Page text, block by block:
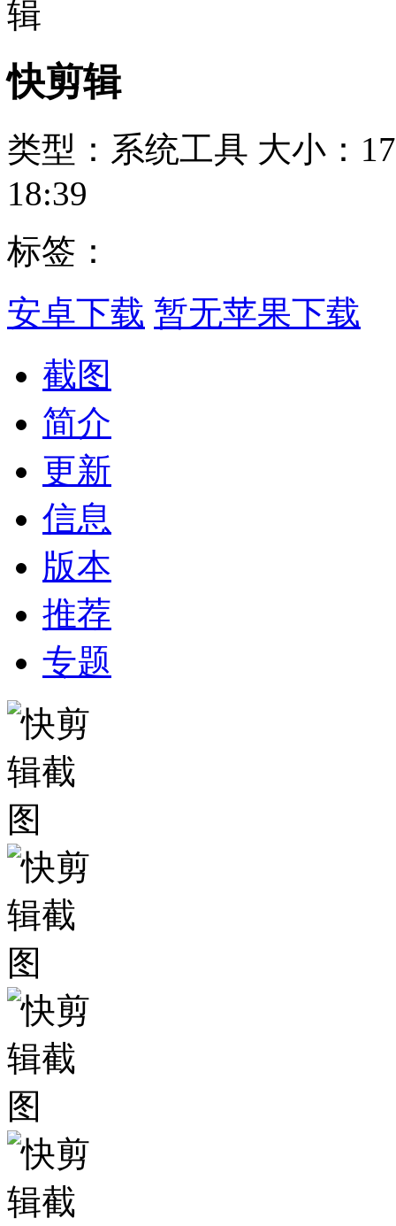
快剪辑
类型：系统工具 大小：
18:39
标签：
安卓下载 暂无苹果下载
截图
简介
更新
信息
版本
推荐
专题